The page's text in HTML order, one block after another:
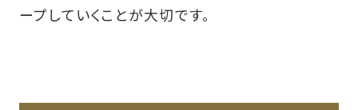
ープしていくことが大切です。